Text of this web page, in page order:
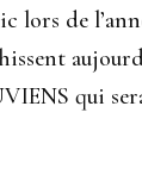
lors de
qui